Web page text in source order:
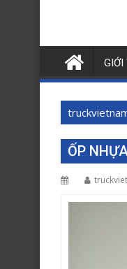
GIỚI
ỐP